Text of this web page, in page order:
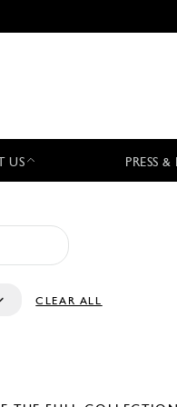
US PRESS &
CLEAR ALL